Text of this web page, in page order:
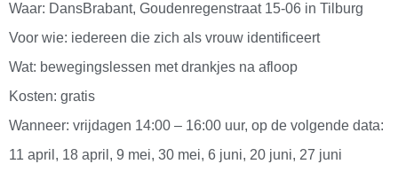
Waar: DansBrabant, Goudenregenstraat 15-06 in Tilburg
Voor wie: iedereen die zich als vrouw identificeert
Wat: bewegingslessen met drankjes na afloop
Kosten: gratis
Wanneer: vrijdagen 14:00 – 16:00 uur, op de volgende data:
11 april, 18 april, 9 mei, 30 mei, 6 juni, 20 juni, 27 juni